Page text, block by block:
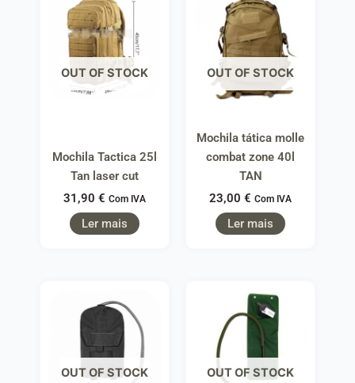
OUT OF STOCK
Mochila Tactica 25l
Tan laser cut
31,90 € Com IVA
Ler mais
OUT OF STOCK
Mochila tática molle
combat zone 40l
TAN
23,00 € Com IVA
Ler mais
OUT OF STOCK OUT OF STOCK